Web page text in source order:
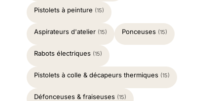
Pistolets à peinture (15)
Aspirateurs d'atelier (15) Ponceuses (15)
Rabots électriques (15)
Pistolets à colle & décapeurs thermiques (15)
Défonceuses & fraiseuses (15)